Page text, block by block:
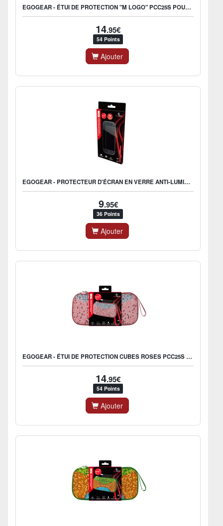
EGOGEAR - ÉTUI DE PROTECTION "M LOGO" PCC25S POUR SWITCH 2
14.95€
54 Points
Ajouter
EGOGEAR - PROTECTEUR D'ÉCRAN EN VERRE ANTI-LUMIÈRE BLEUE SPR15 POUR NINTENDO SWITCH 2 (2 PCS)
9.95€
36 Points
Ajouter
EGOGEAR - ÉTUI DE PROTECTION CUBES ROSES PCC25S POUR NINTENDO SWITCH 2
14.95€
54 Points
Ajouter